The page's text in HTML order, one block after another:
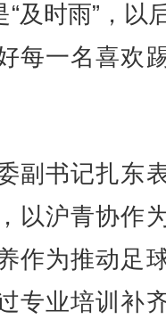
及时雨”，以
每一名喜欢
书记扎东
以沪青协作
作为推动足
专业培训补